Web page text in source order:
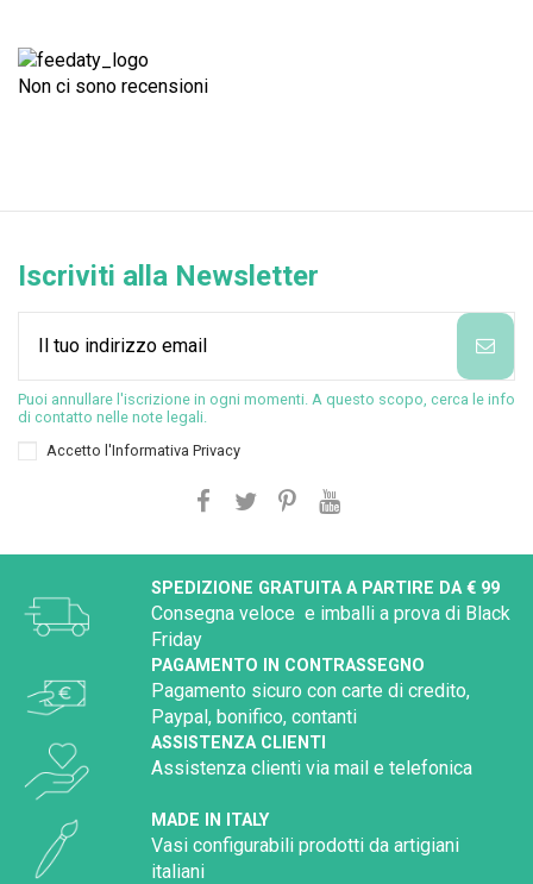
Non ci sono recensioni
Iscriviti alla Newsletter
Puoi annullare l'iscrizione in ogni momenti. A questo scopo, cerca le info
di contatto nelle note legali.
Accetto l'Informativa Privacy
SPEDIZIONE GRATUITA A PARTIRE DA € 99
Consegna veloce e imballi a prova di Black
Friday
PAGAMENTO IN CONTRASSEGNO
Pagamento sicuro con carte di credito,
Paypal, bonifico, contanti
ASSISTENZA CLIENTI
Assistenza clienti via mail e telefonica
MADE IN ITALY
Vasi configurabili prodotti da artigiani
italiani